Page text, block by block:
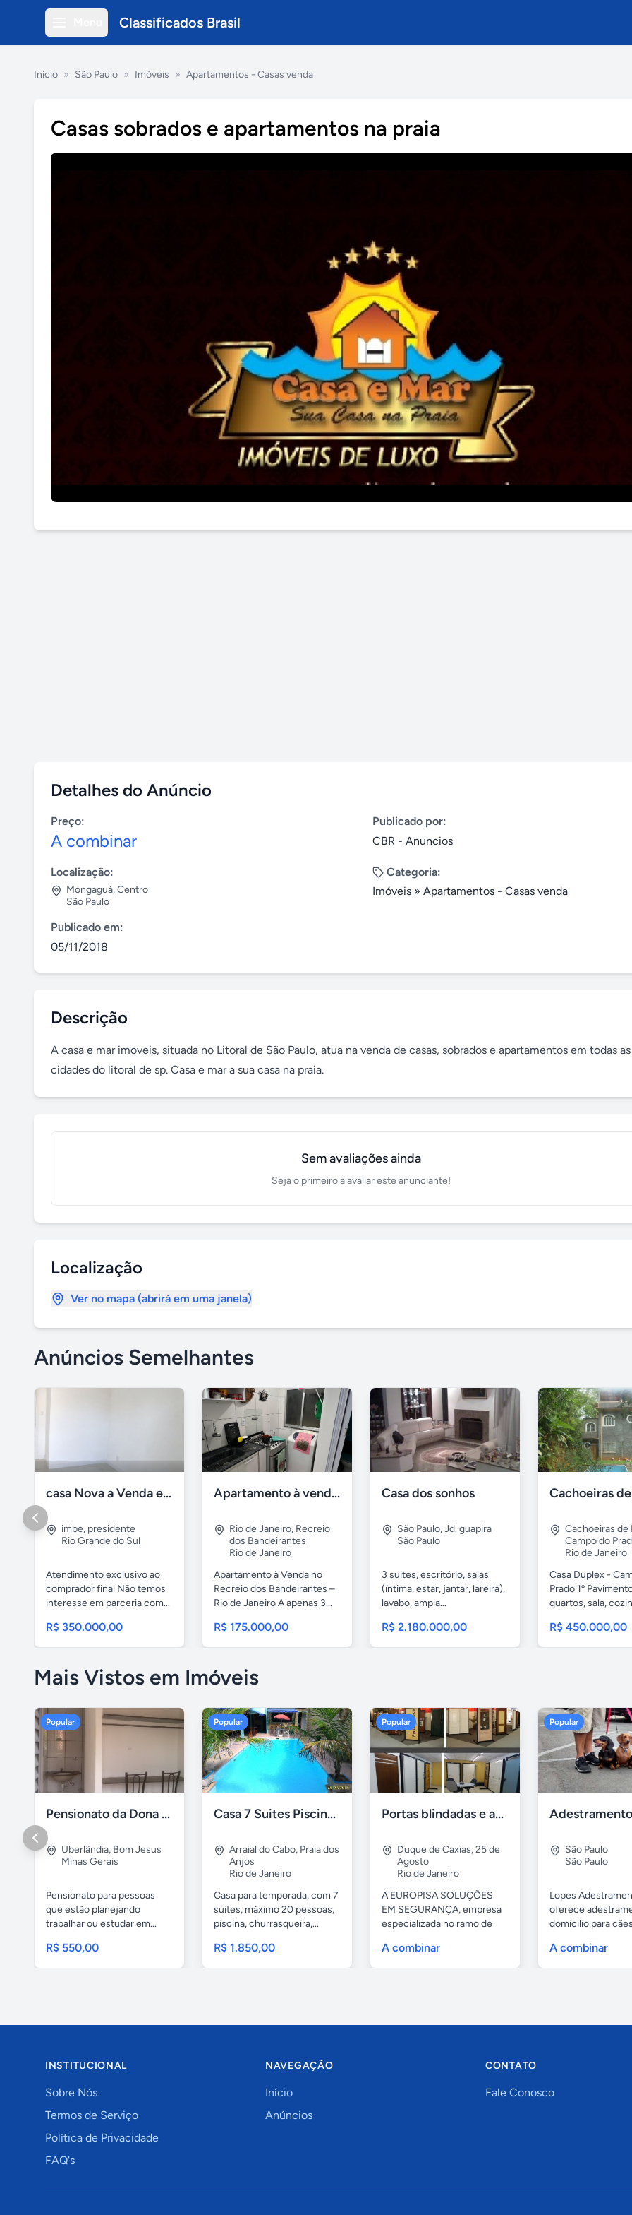
Classificados Brasil
Início » São Paulo » Imóveis » Apartamentos - Casas venda
Casas sobrados e apartamentos na praia
Detalhes do Anúncio
Preço:
A combinar
Publicado por:
CBR - Anuncios
Localização:
Mongaguá,Centro
São Paulo
Categoria:
Imóveis » Apartamentos - Casas venda
Publicado em:
05/11/2018
Descrição
A casa e mar imoveis, situada no Litoral de São Paulo, atua na venda de casas, sobrados e apartamentos em todas as
cidades do litoral de sp. Casa e mar a sua casa na praia.
Sem avaliações ainda
Seja o primeiro a avaliar este anunciante!
Localização
Ver no mapa (abrirá em uma janela)
Anúncios Semelhantes
casa Nova a Venda em Imbé / rs
imbe, presidente
Rio Grande do Sul
Atendimento exclusivo ao
comprador final Não temos
interesse em parceria com...
R$ 350.000,00
Apartamento à venda na praia Recreio - RJ
Rio de Janeiro, Recreio
dos Bandeirantes
Rio de Janeiro
Apartamento à Venda no
Recreio dos Bandeirantes –
Rio de Janeiro A apenas 3...
R$ 175.000,00
Casa dos sonhos
São Paulo,Jd. guapira
São Paulo
3 suites, escritório, salas
(íntima, estar, jantar, lareira),
lavabo, ampla...
R$ 2.180.000,00
Cachoeiras de
Campo do
Rio de Janeiro
Casa Duplex -
Prado 1º
quartos, sala,
R$ 450.000,00
Mais Vistos em Imóveis
Popular
Pensionato da Dona Maria - Uberlândia/MG
Uberlândia, Bom Jesus
Minas Gerais
Pensionato para pessoas
que estão planejando
trabalhar ou estudar em...
R$ 550,00
Popular
Casa 7 Suites Piscina - Praia dos Anjos
Arraial do Cabo, Praia dos
Anjos
Rio de Janeiro
Casa para temporada, com 7
suites, máximo 20 pessoas,
piscina, churrasqueira,...
R$ 1.850,00
Popular
Portas blindadas e anti-arrombamento Europisa
Duque de Caxias,25 de
Agosto
Rio de Janeiro
A EUROPISA SOLUÇÕES
EM SEGURANÇA, empresa
especializada no ramo de
A combinar
Popular
São Paulo
São Paulo
Lopes
oferece
domicilio para
A combinar
INSTITUCIONAL
Sobre Nós
Termos de Serviço
Política de Privacidade
FAQ's
NAVEGAÇÃO
Início
Anúncios
CONTATO
Fale Conosco